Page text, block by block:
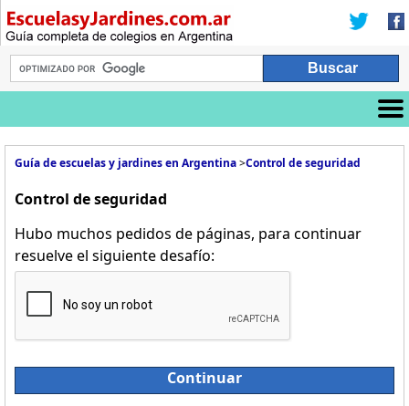
Guía de escuelas y jardines en Argentina>Control de seguridad
Control de seguridad
Hubo muchos pedidos de páginas, para continuar
resuelve el siguiente desafío:
Continuar